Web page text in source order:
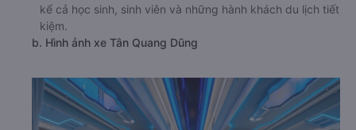
kể cả học sinh, sinh viên và những hành khách du lịch tiết
kiệm.
b. Hình ảnh xe Tân Quang Dũng